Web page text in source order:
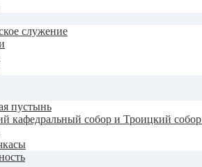
служение
пустынь
кафедральный собор и Троицкий собор